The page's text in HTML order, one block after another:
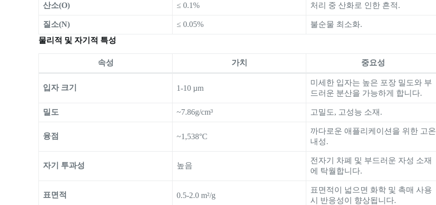
산소(O) ≤ 0.1% 처리 중 산화로 인한 흔적.
질소(N) ≤ 0.05%
불순물 최소화.
물리적 및 자기적 특성
속성 가치 중요성
입자 크기 1-10 µm
미세한 입자는 높은 포장 밀도와 부
드러운 분산을 가능하게 합니다.
밀도 ~7.86g/cm³ 고밀도, 고성능 소재.
융점 ~1,538°C
까다로운 애플리케이션을 위한 고온
내성.
자기 투과성 높음
전자기 차폐 및 부드러운 자성 소재
에 탁월합니다.
표면적 0.5-2.0 m²/g
표면적이 넓으면 화학 및 촉매 사용
시 반응성이 향상됩니다.